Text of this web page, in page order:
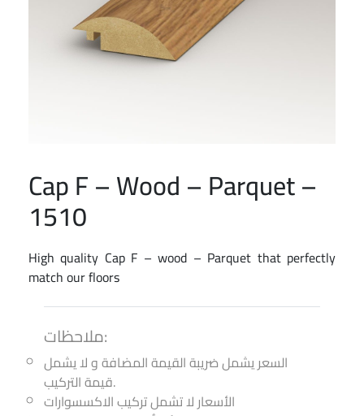
Cap F – Wood – Parquet –
1510
High quality Cap F – wood – Parquet that perfectly
match our floors
ملاحظات:
السعر يشمل ضريبة القيمة المضافة و لا يشمل
قيمة التركيب.
الأسعار لا تشمل تركيب الاكسسوارات